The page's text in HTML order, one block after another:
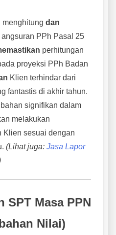
menghitung dan
PPh Pasal 25
perhitungan
proyeksi PPh Badan
Klien terhindar dari
fantastis di akhir tahun.
signifikan dalam
melakukan
Klien sesuai dengan
(Lihat juga: Jasa Lapor
SPT Masa PPN
Nilai)